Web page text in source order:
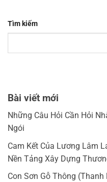
Tìm kiếm
Bài viết mới
Những Câu Hỏi Cần Hỏi
Ngói
Cam Kết Của Lương Lâm
Nền Tảng Xây Dựng
Con Sơn Gỗ Thông